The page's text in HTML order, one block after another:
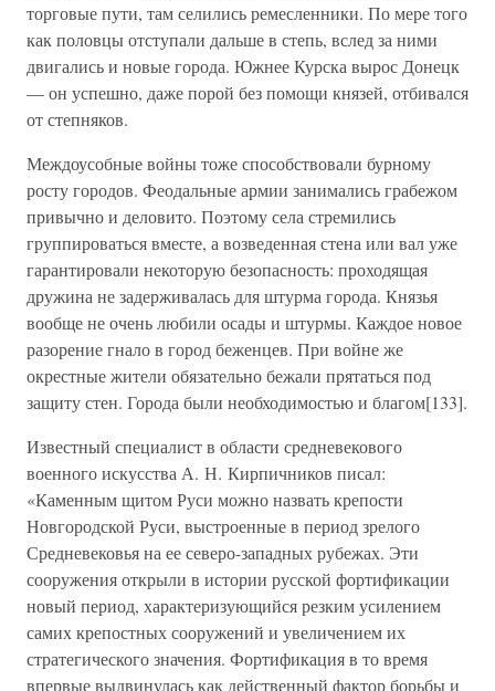
торговые пути, там селились ремесленники. По мере того
как половцы отступали дальше в степь, вслед за ними
двигались и новые города. Южнее Курска вырос Донецк
— он успешно, даже порой без помощи князей, отбивался
от степняков.
Междоусобные войны тоже способствовали бурному
росту городов. Феодальные армии занимались грабежом
привычно и деловито. Поэтому села стремились
группироваться вместе, а возведенная стена или вал уже
гарантировали некоторую безопасность: проходящая
дружина не задерживалась для штурма города. Князья
вообще не очень любили осады и штурмы. Каждое новое
разорение гнало в город беженцев. При войне же
окрестные жители обязательно бежали прятаться под
защиту стен. Города были необходимостью и благом[133].
Известный специалист в области средневекового
военного искусства А. Н. Кирпичников писал:
«Каменным щитом Руси можно назвать крепости
Новгородской Руси, выстроенные в период зрелого
Средневековья на ее северо-западных рубежах. Эти
сооружения открыли в истории русской фортификации
новый период, характеризующийся резким усилением
самих крепостных сооружений и увеличением их
стратегического значения. Фортификация в то время
впервые выдвинулась как действенный фактор борьбы и